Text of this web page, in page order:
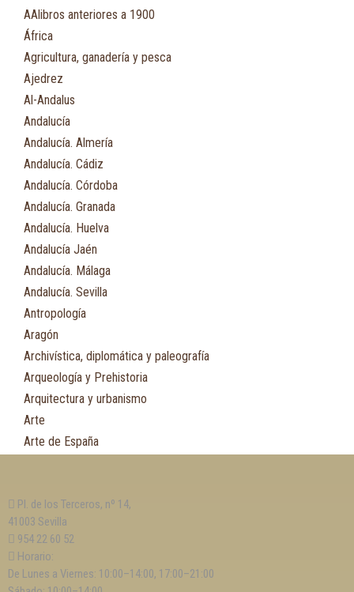
AAlibros anteriores a 1900
África
Agricultura, ganadería y pesca
Ajedrez
Al-Andalus
Andalucía
Andalucía. Almería
Andalucía. Cádiz
Andalucía. Córdoba
Andalucía. Granada
Andalucía. Huelva
Andalucía Jaén
Andalucía. Málaga
Andalucía. Sevilla
Antropología
Aragón
Archivística, diplomática y paleografía
Arqueología y Prehistoria
Arquitectura y urbanismo
Arte
Arte de España
Asturias
Automovilismo, ciclismo y Motociclismo
Aviación y Aeronáutica
B
Pl. de los Terceros, nº 14,
41003 Sevilla
954 22 60 52
Horario:
De Lunes a Viernes: 10:00–14:00, 17:00–21:00